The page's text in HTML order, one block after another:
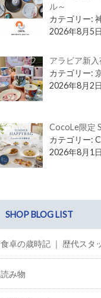
ル～
カテゴリー:
2026年8月5日
アラビア新
カテゴリー:
2026年8月2日
CocoLe限定
カテゴリー:
2026年8月1日
SHOP BLOG LIST
食卓の歳時記 ｜ 歴代スタ
読み物